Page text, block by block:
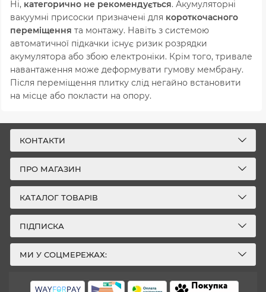
Ні, категорично не рекомендується. Акумуляторні
вакуумні присоски призначені для короткочасного
переміщення та монтажу. Навіть з системою
автоматичної підкачки існує ризик розрядки
акумулятора або збою електроніки. Крім того, тривале
навантаження може деформувати гумову мембрану.
Після переміщення плитку слід негайно встановити
на місце або покласти на опору.
КОНТАКТИ
ПРО МАГАЗИН
КАТАЛОГ ТОВАРІВ
ПІДПИСКА
МИ У СОЦМЕРЕЖАХ: